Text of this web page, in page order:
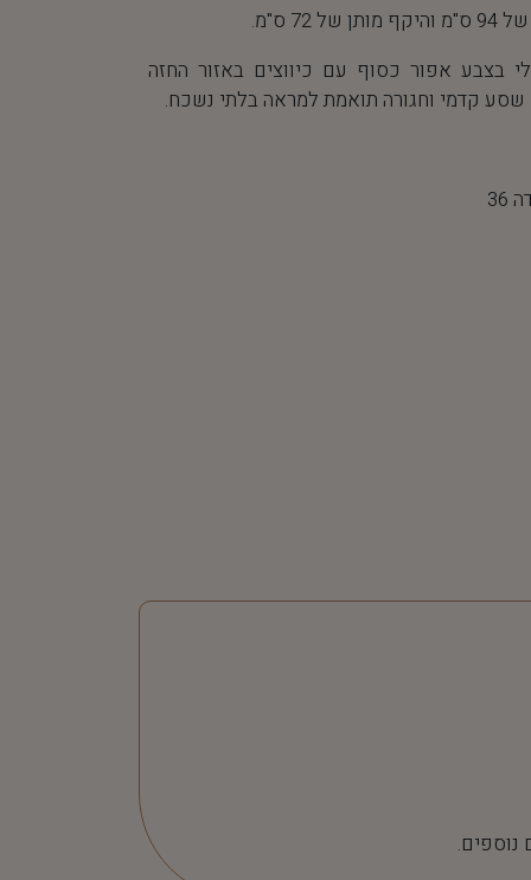
72 ס"מ.
בצבע אפור כסוף עם כיווצים באזור החזה
שסע קדמי וחגורה תואמת למראה בלתי נשכח.
נוספים.